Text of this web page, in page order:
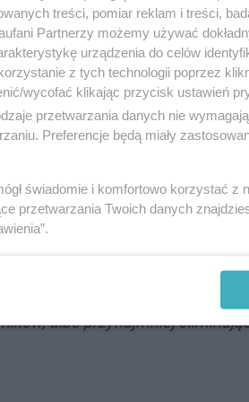
trzeba starać dotrzeć jak
współczucia wszystkim
chcę przekazać, że cała Polska
tym, co się stało"
do tych chodników z dwóch
albo przynajmniej
treści, pomiar reklam i treści,
Partnerzy możemy używać
urządzenia do celów
z tych technologii poprzez
wycofać klikając przycisk ustawień
przetwarzania danych nie
Preferencje będą miały
świadomie i komfortowo korzystać z
przetwarzania Twoich danych